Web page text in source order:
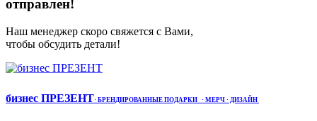
отправлен!
Наш менеджер скоро свяжется с Вами,
чтобы обсудить детали!
бизнес ПРЕЗЕНТ· БРЕНДИРОВАННЫЕ ПОДАРКИ · МЕРЧ · ДИЗАЙН